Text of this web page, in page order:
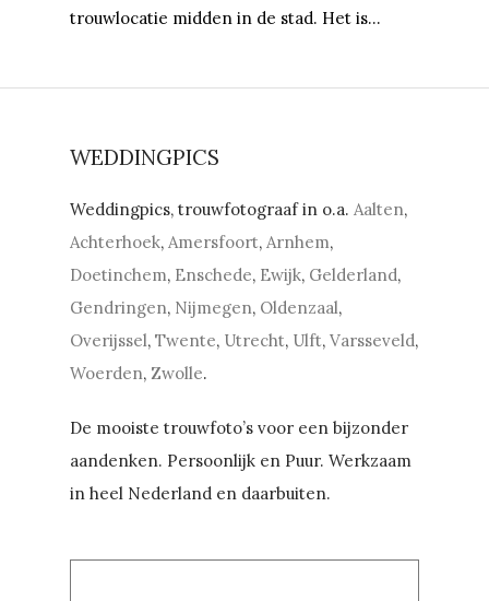
trouwlocatie midden in de stad. Het is…
WEDDINGPICS
Weddingpics, trouwfotograaf in o.a.Aalten,
Achterhoek,Amersfoort,Arnhem,
Doetinchem, Enschede, Ewijk, Gelderland,
Gendringen, Nijmegen, Oldenzaal,
Overijssel,Twente, Utrecht, Ulft,Varsseveld,
Woerden, Zwolle.
De mooiste trouwfoto’s voor een bijzonder
aandenken. Persoonlijk en Puur. Werkzaam
in heel Nederland en daarbuiten.